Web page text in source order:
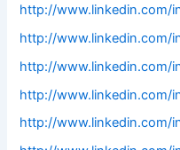
http://www.linkedin.com/
http://www.linkedin.com/
http://www.linkedin.com/
http://www.linkedin.com/
http://www.linkedin.com/